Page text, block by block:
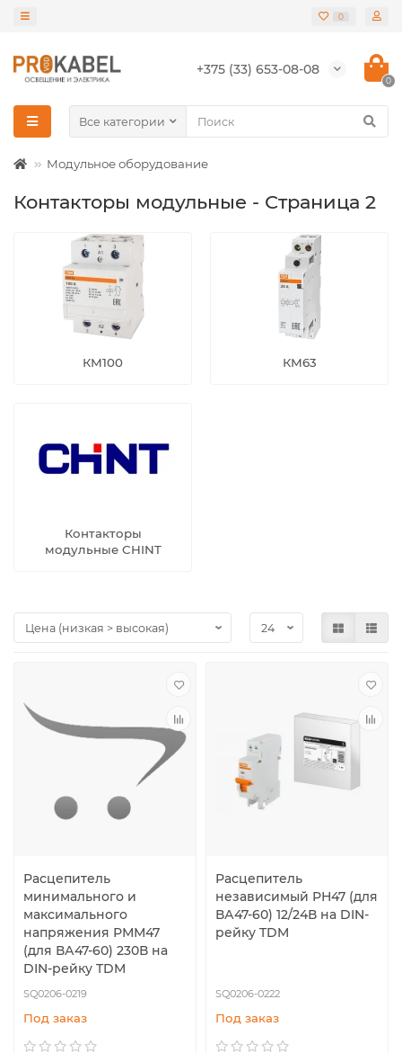
0
+375 (33) 653-08-08
0
Все категории
Модульное оборудование
Контакторы модульные - Страница 2
КМ100 КМ63
Контакторы
модульные CHINT
Расцепитель
минимального и
максимального
напряжения РММ47
(для ВА47-60) 230В на
DIN-рейку TDM
SQ0206-0219
Под заказ
Расцепитель
независимый РН47 (для
ВА47-60) 12/24В на DIN-
рейку TDM
SQ0206-0222
Под заказ